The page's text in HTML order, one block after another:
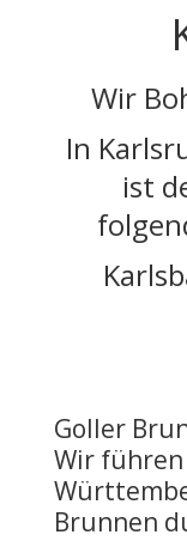
Wir
In
ist
Goller
Wir führen
Brunnen